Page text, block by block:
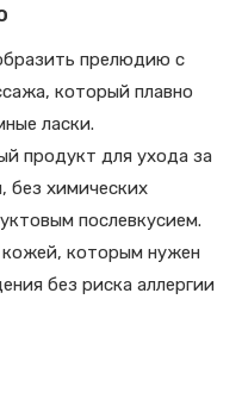
прелюдию с
который плавно
ласки.
продукт для ухода за
без химических
послевкусием.
которым нужен
без риска аллергии